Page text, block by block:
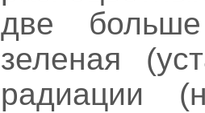
две
зеленая
радиации